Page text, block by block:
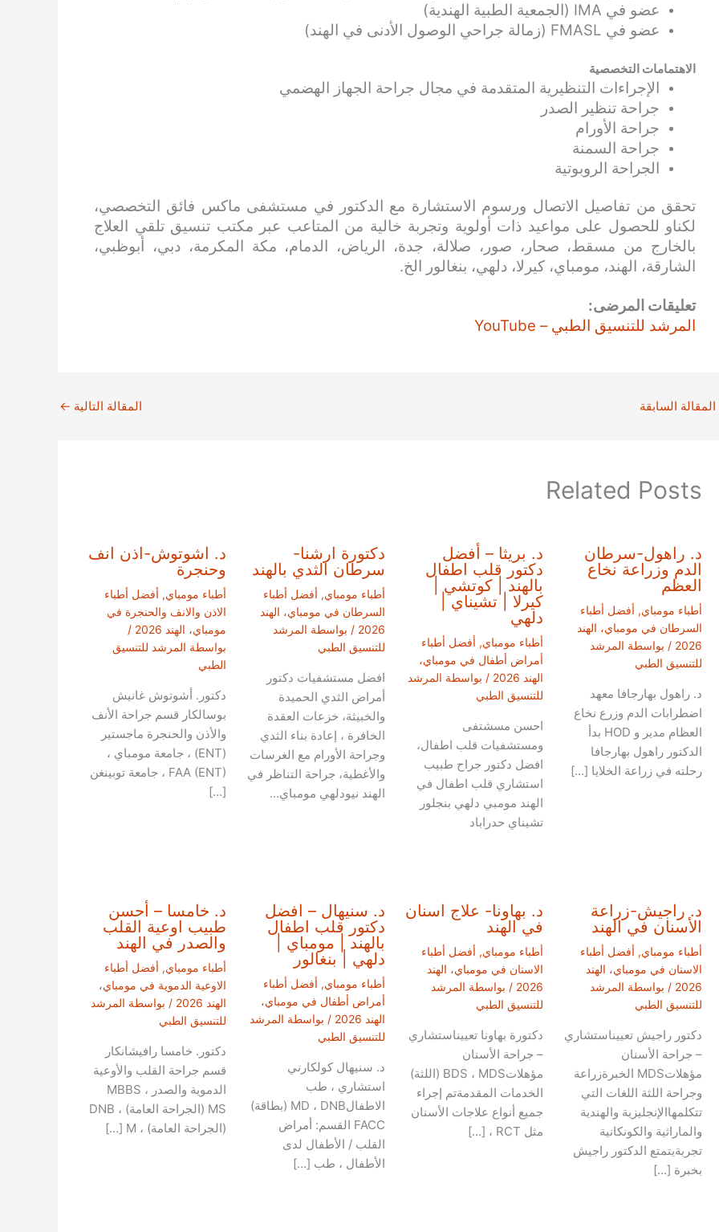
عضو في IMA (الجمعية الطبية الهندية)
عضو في FMASL (زمالة جراحي الوصول الأدنى في الهند)
الاهتمامات التخصصية
الإجراءات التنظيرية المتقدمة في مجال جراحة الجهاز الهضمي
جراحة تنظير الصدر
جراحة الأورام
جراحة السمنة
الجراحة الروبوتية
تحقق من تفاصيل الاتصال ورسوم الاستشارة مع الدكتور في مستشفى ماكس فائق التخصصي،
لكناو للحصول على مواعيد ذات أولوية وتجربة خالية من المتاعب عبر مكتب تنسيق تلقي العلاج
بالخارج من مسقط، صحار، صور، صلالة، جدة، الرياض، الدمام، مكة المكرمة، دبي، أبوظبي،
الشارقة، الهند، مومباي، كيرلا، دلهي، بنغالور الخ.
تعليقات المرضى:
المرشد للتنسيق الطبي – YouTube
المقالة السابقة المقالة التالية ←
Related Posts
د. راهول-سرطان
الدم وزراعة نخاع
العظم
أطباء مومباي, أفضل أطباء
السرطان في مومباي، الهند
2026 / بواسطة المرشد
للتنسيق الطبي
د. راهول بهارجافا معهد
اضطرابات الدم وزرع نخاع
العظام مدير و HOD بدأ
الدكتور راهول بهارجافا
رحلته في زراعة الخلايا […]
د. بريثا – أفضل
دكتور قلب اطفال
بالهند | كوتشي |
كيرلا | تشيناي |
دلهي
أطباء مومباي, أفضل أطباء
أمراض أطفال في مومباي،
الهند 2026
/ بواسطة المرشد
للتنسيق الطبي
احسن مسشتفى
ومستشفيات قلب اطفال،
افضل دكتور جراح طبيب
استشاري قلب اطفال في
الهند مومبي دلهي بنجلور
تشيناي حدراباد
دكتورة ارشنا-
سرطان الثدي بالهند
أطباء مومباي, أفضل أطباء
السرطان في مومباي، الهند
2026 / بواسطة المرشد
للتنسيق الطبي
افضل مستشفيات دكتور
أمراض الثدي الحميدة
والخبيثة، خزعات العقدة
الخافرة ، إعادة بناء الثدي
وجراحة الأورام مع الغرسات
والأغطية، جراحة التناظر في
الهند نيودلهي مومباي…
د. اشوتوش-اذن انف
وحنجرة
أطباء مومباي, أفضل أطباء
الاذن والانف والحنجرة في
مومباي، الهند 2026
/
بواسطة المرشد للتنسيق
الطبي
دكتور. أشوتوش غانيش
بوسالكار قسم جراحة الأنف
والأذن والحنجرة ماجستير
(ENT) ، جامعة مومباي ،
FAA (ENT) ، جامعة توبينغن
[…]
د. راجيش-زراعة
الأسنان في الهند
أطباء مومباي, أفضل أطباء
الاسنان في مومباي، الهند
2026 / بواسطة المرشد
للتنسيق الطبي
دكتور راجيش تعييناستشاري
– جراحة الأسنان
مؤهلاتMDS الخبرةزراعة
وجراحة اللثة اللغات التي
تتكلمهاالإنجليزية والهندية
والماراثية والكونكانية
تجربةيتمتع الدكتور راجيش
بخبرة […]
د. بهاونا- علاج اسنان
في الهند
أطباء مومباي, أفضل أطباء
الاسنان في مومباي، الهند
2026 / بواسطة المرشد
للتنسيق الطبي
دكتورة بهاونا تعييناستشاري
– جراحة الأسنان
مؤهلاتBDS ، MDS (اللثة)
الخدمات المقدمةتم إجراء
جميع أنواع علاجات الأسنان
مثل RCT ، […]
د. سنيهال – افضل
دكتور قلب اطفال
بالهند | مومباي |
دلهي | بنغالور
أطباء مومباي, أفضل أطباء
أمراض أطفال في مومباي،
الهند 2026
/ بواسطة المرشد
للتنسيق الطبي
د. سنيهال كولكارني
استشاري ، طب
الاطفالMD ، DNB (بطاقة)
FACC القسم: أمراض
القلب / الأطفال لدى
الأطفال ، طب […]
د. خامسا – أحسن
طبيب اوعية القلب
والصدر في الهند
أطباء مومباي, أفضل أطباء
الاوعية الدموية في مومباي،
الهند 2026
/ بواسطة المرشد
للتنسيق الطبي
دكتور. خامسا رافيشانكار
قسم جراحة القلب والأوعية
الدموية والصدر MBBS ،
MS (الجراحة العامة) ، DNB
(الجراحة العامة) ، M […]